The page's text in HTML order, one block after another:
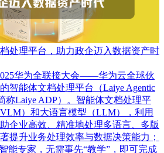
处理平台，助力政企迈入数据资产时
华为全联接大会——华为云全球伙
智能体文档处理平台（Laiye Agentic
称Laiye ADP）。智能体文档处理平
）和大语言模型（LLM），利用
企业高效、精准地处理多语言、多版
提升业务处理效率与数据决策能力；
能专家，无需事先“教学”，即可完成